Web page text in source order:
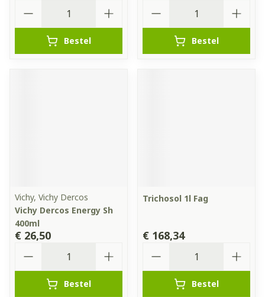
Bestel Bestel
Vichy, Vichy Dercos
Vichy Dercos Energy Sh
400ml
€ 26,50
Bestel
Trichosol 1l Fag
€ 168,34
Bestel